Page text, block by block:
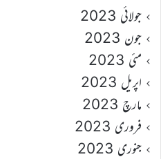
جولائی 2023
جون 2023
مئی 2023
اپریل 2023
مارچ 2023
فروری 2023
جنوری 2023